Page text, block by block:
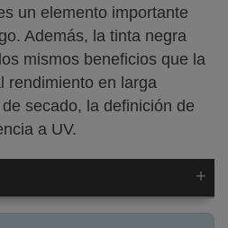
un elemento importante
Además, la tinta negra
mismos beneficios que la
rendimiento en larga
secado, la definición de
a UV.